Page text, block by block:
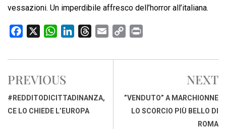
vessazioni. Un imperdibile affresco dell’horror all’italiana.
c
b
o
o
W
a
s
A
p
n
d
I
r
d
a
p
i
i
PREVIOUS
#REDDITODICITTADINANZA,
CE LO CHIEDE L’EUROPA
NEXT
”VENDUTO” A MARCHIONNE
LO SCORCIO PIÙ BELLO DI
ROMA